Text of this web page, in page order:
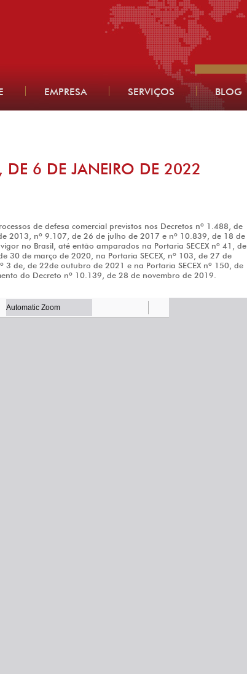
EMPRESA SERVIÇOS BLOG
DE 6 DE JANEIRO DE 2022
de defesa comercial previstos nos Decretos nº 1.488, de
2013, nº 9.107, de 26 de julho de 2017 e nº 10.839, de 18 de
no Brasil, até então amparados na Portaria SECEX nº 41, de
30 de março de 2020, na Portaria SECEX, nº 103, de 27 de
3 de, de 22de outubro de 2021 e na Portaria SECEX nº 150, de
do Decreto nº 10.139, de 28 de novembro de 2019.